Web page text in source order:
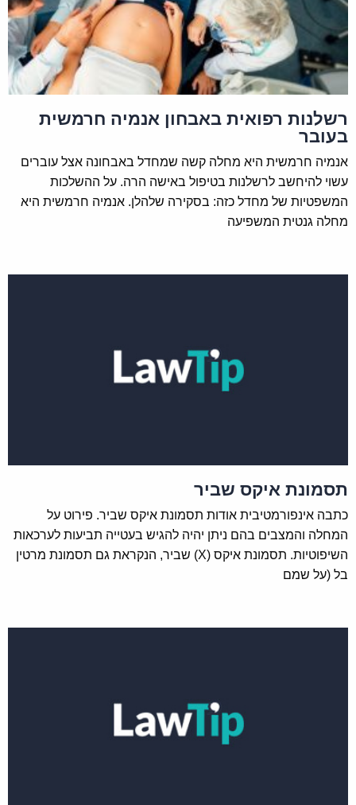
רשלנות רפואית באבחון אנמיה חרמשית
בעובר
אנמיה חרמשית היא מחלה קשה שמחדל באבחונה אצל עוברים
עשוי להיחשב לרשלנות בטיפול באישה הרה. על ההשלכות
המשפטיות של מחדל כזה: בסקירה שלהלן. אנמיה חרמשית היא
מחלה גנטית המשפיעה
תסמונת איקס שביר
כתבה אינפורמטיבית אודות תסמונת איקס שביר. פירוט על
המחלה והמצבים בהם ניתן יהיה להגיש בעטייה תביעות לערכאות
השיפוטיות. תסמונת איקס (X) שביר, הנקראת גם תסמונת מרטין
בל (על שמם